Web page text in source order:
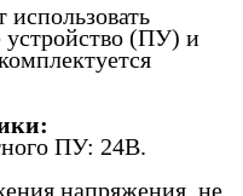
устройство (ПУ) и
ПУ: 24В.
напряжения, не